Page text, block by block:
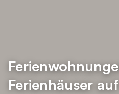
Ferienhäuser